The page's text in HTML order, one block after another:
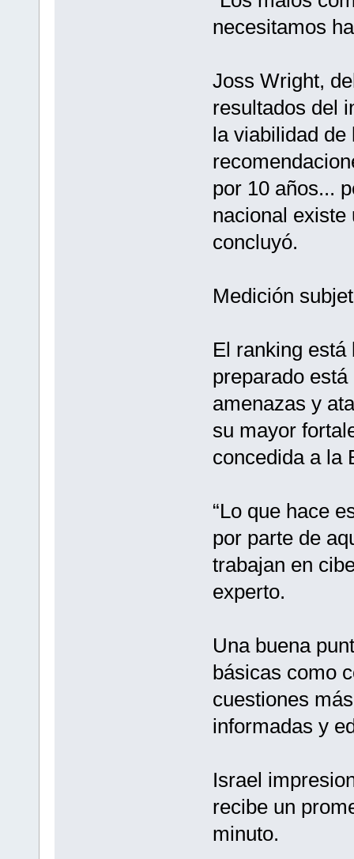
necesitamos
Joss Wright,
resultados del
la viabilidad de
por 10 años...
nacional existe
concluyó.
Medición
El ranking está
preparado
amenazas y
su mayor
concedida a la
“Lo que hace
por parte de
trabajan en
experto.
Una buena
básicas como
cuestiones
informadas y
Israel
recibe un
minuto.